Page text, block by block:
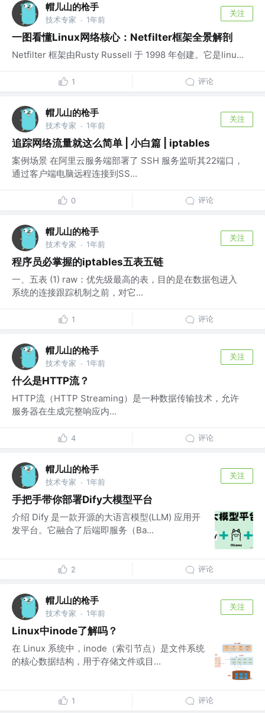
帽儿山的枪手
技术专家 · 1年前
关注
一图看懂Linux网络核心：Netfilter框架全景解剖
Netfilter 框架由Rusty Russell 于 1998 年创建。它是linu...
1 评论
帽儿山的枪手
技术专家 · 1年前
关注
追踪网络流量就这么简单 | 小白篇 | iptables
案例场景 在阿里云服务端部署了 SSH 服务监听其22端口，
通过客户端电脑远程连接到SS...
0 评论
帽儿山的枪手
技术专家 · 1年前
关注
程序员必掌握的iptables五表五链
一、五表 (1) raw：优先级最高的表，目的是在数据包进入
系统的连接跟踪机制之前，对它...
1 评论
帽儿山的枪手
技术专家 · 1年前
关注
什么是HTTP流？
HTTP流（HTTP Streaming）是一种数据传输技术，允许
服务器在生成完整响应内...
4 评论
帽儿山的枪手
技术专家 · 1年前
关注
手把手带你部署Dify大模型平台
介绍 Dify 是一款开源的大语言模型(LLM) 应用开
发平台。它融合了后端即服务（Ba...
2 评论
帽儿山的枪手
技术专家 · 1年前
关注
Linux中inode了解吗？
在 Linux 系统中，inode（索引节点）是文件系统
的核心数据结构，用于存储文件或目...
1 评论